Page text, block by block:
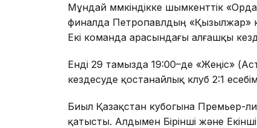
Мұндай мүмкіндікке шымкенттік
финалда Петропавлдың «Қызылжар»
Екі команда арасындағы алғашқы
Енді 29 тамызда 19:00–де «Жеңіс»
кездесуде қостанайлық клуб 2:1
Биыл Қазақстан кубогына Премьер-
қатысты. Алдымен Бірінші және